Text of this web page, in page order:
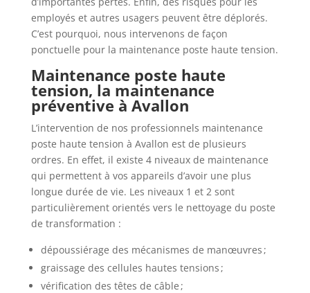
employés et autres usagers peuvent être déplorés.
C’est pourquoi, nous intervenons de façon
ponctuelle pour la maintenance poste haute tension.
Maintenance poste haute
tension, la maintenance
préventive à Avallon
L’intervention de nos professionnels maintenance
poste haute tension à Avallon est de plusieurs
ordres. En effet, il existe 4 niveaux de maintenance
qui permettent à vos appareils d’avoir une plus
longue durée de vie. Les niveaux 1 et 2 sont
particulièrement orientés vers le nettoyage du poste
de transformation :
dépoussiérage des mécanismes de manœuvres ;
graissage des cellules hautes tensions ;
vérification des têtes de câble ;